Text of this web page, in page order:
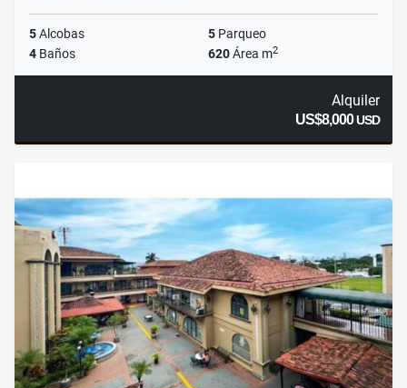
5Alcobas 5 Parqueo
4 Baños 620Área m2
Alquiler
US$8,000USD